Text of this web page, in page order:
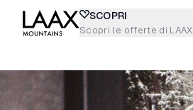
SCOPRI
Scopri le offerte di LAAX